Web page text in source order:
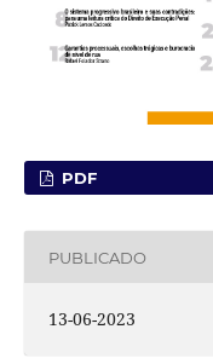
PDF
PUBLICADO
13-06-2023